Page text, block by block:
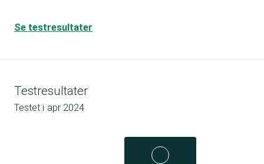
Se testresultater
Testresultater
Testet i apr 2024